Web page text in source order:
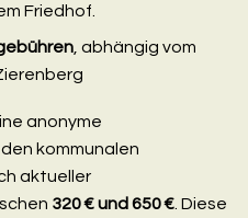
Friedhof.
, abhängig vom
anonyme
kommunalen
aktueller
320 € und 650 € . Diese